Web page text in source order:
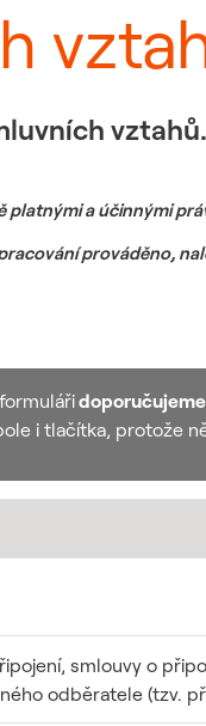
vztahů.
a účinnými
prováděno,
doporučujeme
i tlačítka,
smlouvy o
odběratele (tzv.